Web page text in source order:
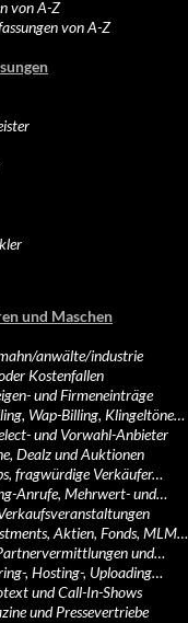
von A-Z
von A-Z
und Maschen
anwälte/industrie
Kostenfallen
und Firmeneinträge
Wap-Billing, Klingeltöne…
und Vorwahl-Anbieter
Dealz und Auktionen
fragwürdige Verkäufer…
Anrufe, Mehrwert- und…
Aktien, Fonds, MLM…
und…
, Hosting-, Uploading…
und Call-In-Shows
und Pressevertriebe